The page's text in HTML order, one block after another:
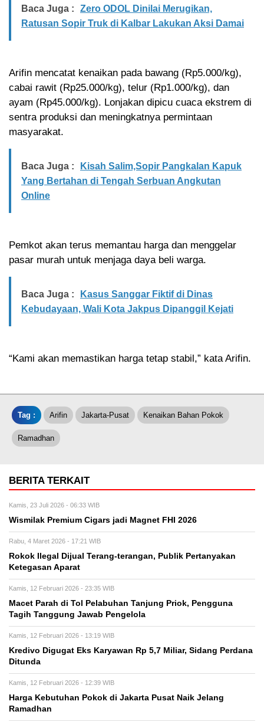
Baca Juga :
Zero ODOL Dinilai Merugikan,
Ratusan Sopir Truk di Kalbar Lakukan Aksi Damai
Arifin mencatat kenaikan pada bawang (Rp5.000/kg),
cabai rawit (Rp25.000/kg), telur (Rp1.000/kg), dan
ayam (Rp45.000/kg). Lonjakan dipicu cuaca ekstrem di
sentra produksi dan meningkatnya permintaan
masyarakat.
Baca Juga :
Kisah Salim,Sopir Pangkalan Kapuk
Yang Bertahan di Tengah Serbuan Angkutan
Online
Pemkot akan terus memantau harga dan menggelar
pasar murah untuk menjaga daya beli warga.
Baca Juga :
Kasus Sanggar Fiktif di Dinas
Kebudayaan, Wali Kota Jakpus Dipanggil Kejati
“Kami akan memastikan harga tetap stabil,” kata Arifin.
Tag : Arifin Jakarta-Pusat Kenaikan Bahan Pokok
Ramadhan
BERITA TERKAIT
Kamis, 23 Juli 2026 - 06:33 WIB
Wismilak Premium Cigars jadi Magnet FHI 2026
Rabu, 4 Maret 2026 - 17:21 WIB
Rokok Ilegal Dijual Terang-terangan, Publik Pertanyakan
Ketegasan Aparat
Kamis, 12 Februari 2026 - 23:35 WIB
Macet Parah di Tol Pelabuhan Tanjung Priok, Pengguna
Tagih Tanggung Jawab Pengelola
Kamis, 12 Februari 2026 - 13:19 WIB
Kredivo Digugat Eks Karyawan Rp 5,7 Miliar, Sidang Perdana
Ditunda
Kamis, 12 Februari 2026 - 12:39 WIB
Harga Kebutuhan Pokok di Jakarta Pusat Naik Jelang
Ramadhan